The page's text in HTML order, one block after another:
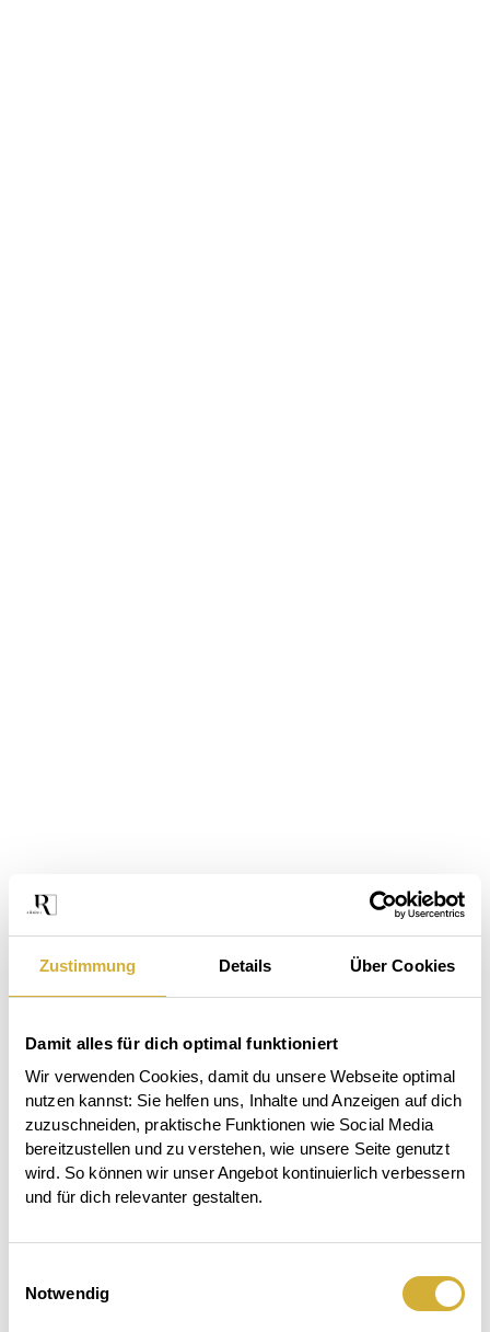
Zustimmung Details Über Cookies
Damit alles für dich optimal funktioniert
Wir verwenden Cookies, damit du unsere Webseite optimal
nutzen kannst: Sie helfen uns, Inhalte und Anzeigen auf dich
zuzuschneiden, praktische Funktionen wie Social Media
bereitzustellen und zu verstehen, wie unsere Seite genutzt
wird. So können wir unser Angebot kontinuierlich verbessern
und für dich relevanter gestalten.
Notwendig
Auftischen.
Der
Das
Beet